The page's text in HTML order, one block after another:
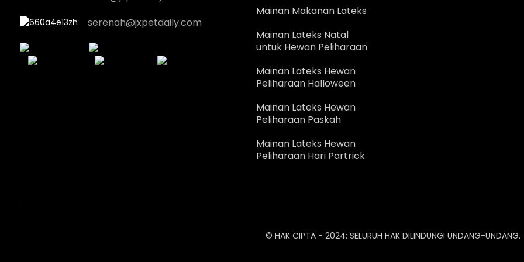
serenah@jxpetdaily.com
Mainan Makanan Lateks
Mainan Lateks Natal
untuk Hewan Peliharaan
Mainan Lateks Hewan
Peliharaan Halloween
Mainan Lateks Hewan
Peliharaan Paskah
Mainan Lateks Hewan
Peliharaan Hari Partrick
© HAK CIPTA - 2024: SELURUH HAK DILINDUNGI UNDANG-UNDANG.